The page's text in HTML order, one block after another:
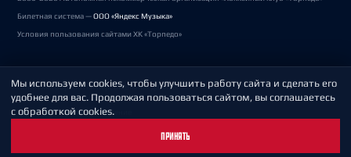
Билетная система —ООО «Яндекс Музыка»
Условия пользования сайтами ХК «Торпедо»
Политика обработки персональных данных
Пользовательское соглашение
Мы используем cookies, чтобы улучшить работу сайта и сделать его
удобнее для вас. Продолжая пользоваться сайтом, вы соглашаетесь
с обработкой cookies.
ПРИНЯТЬ